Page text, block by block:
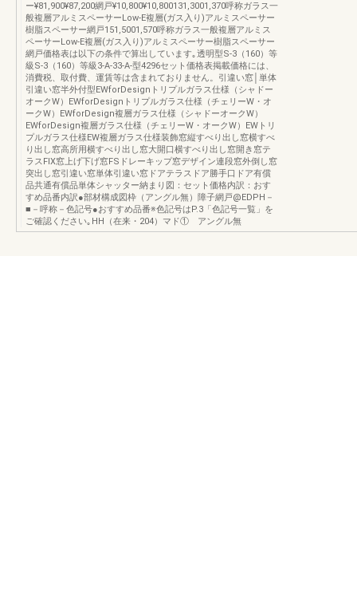
ー¥81,900¥87,200網戸¥10,800¥10,800131,3001,370呼称ガラス一
般複層アルミスペーサーLow-E複層(ガス入り)アルミスペーサー
樹脂スペーサー網戸151,5001,570呼称ガラス一般複層アルミス
ペーサーLow-E複層(ガス入り)アルミスペーサー樹脂スペーサー
網戸価格表は以下の条件で算出しています｡透明型S-3（160）等
級S-3（160）等級3-A-33-A-型4296セット価格表掲載価格には、
消費税、取付費、運賃等は含まれておりません。引違い窓│単体
引違い窓半外付型EWforDesignトリプルガラス仕様（シャドー
オークW）EWforDesignトリプルガラス仕様（チェリーW・オ
ークW）EWforDesign複層ガラス仕様（シャドーオークW）
EWforDesign複層ガラス仕様（チェリーW・オークW）EWトリ
プルガラス仕様EW複層ガラス仕様装飾窓縦すべり出し窓横すべ
り出し窓高所用横すべり出し窓大開口横すべり出し窓開き窓テ
ラスFIX窓上げ下げ窓FSドレーキップ窓デザイン連段窓外倒し窓
突出し窓引違い窓単体引違い窓ドアテラスドア勝手口ドア有償
品共通有償品単体シャッター納まり図：セット価格内訳：おす
すめ品番内訳●部材構成図枠（アングル無）障子網戸@EDPH－
■－呼称－色記号●おすすめ品番※色記号はP.3「色記号一覧」を
ご確認ください｡HH（在来・204）マド① アングル無